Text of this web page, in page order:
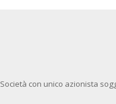
Società con unico azionista